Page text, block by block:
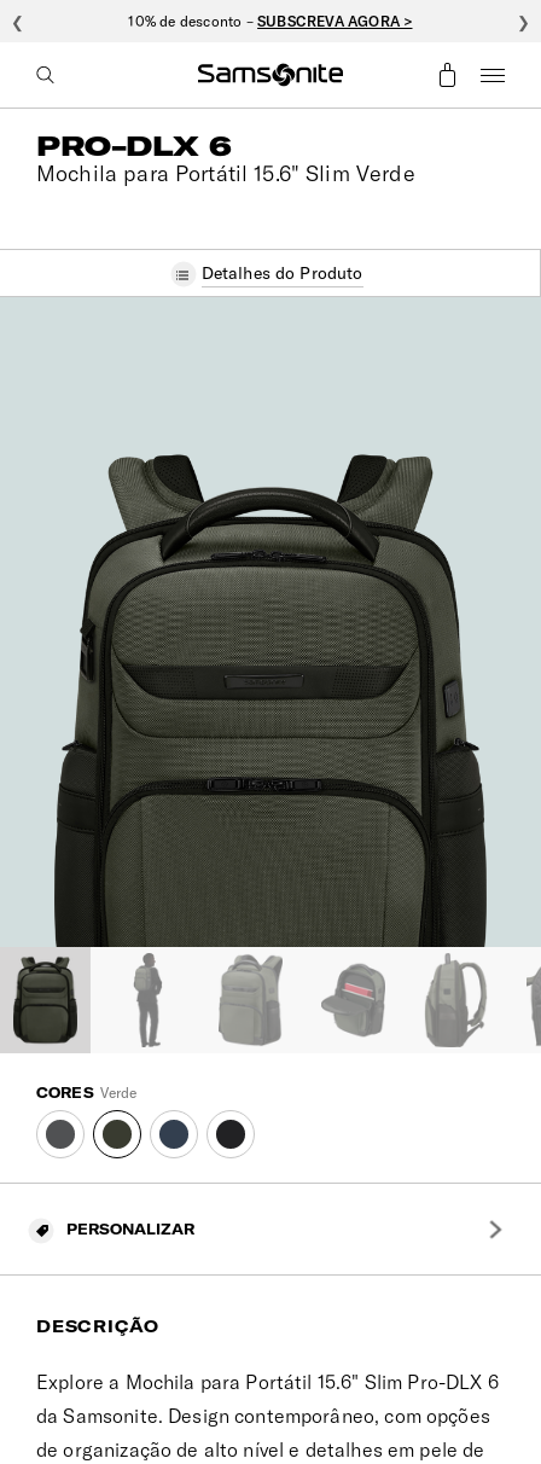
10% de desconto –SUBSCREVA AGORA >
❮ ❯
PRO-DLX 6
Mochila para Portátil 15.6" Slim Verde
Detalhes do Produto
CORES Verde
PERSONALIZAR
DESCRIÇÃO
Explore a Mochila para Portátil 15.6" Slim Pro-DLX 6
da Samsonite. Design contemporâneo, com opções
de organização de alto nível e detalhes em pele de